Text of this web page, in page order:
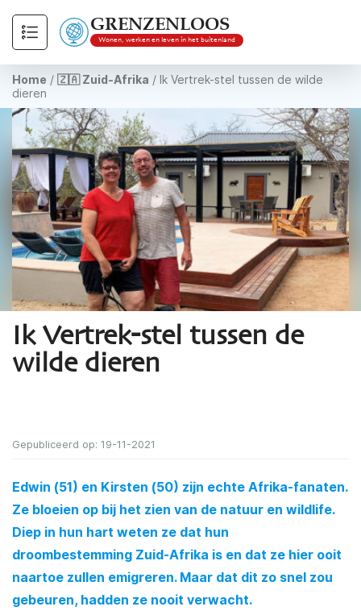
GRENZENLOOS
Wonen, werken en leven in het buitenland
Home / 🇿🇦 Zuid-Afrika / Ik Vertrek-stel tussen de wilde
dieren
Ik Vertrek-stel tussen de
wilde dieren
Gepubliceerd op: 19-11-2021
Edwin (51) en Kirsten (50) zijn echte Afrika-fanaten.
Ze bloeien op bij het zien van de natuur en wildlife.
Diep in hun hart weten ze dat hun
droombestemming Zuid-Afrika is en dat ze hier ooit
naartoe zullen emigreren. Maar dat dit zo snel zou
gebeuren, hadden ze nooit verwacht.